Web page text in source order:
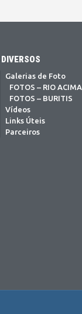
DIVERSOS
Galerias de Foto
FOTOS – RIO ACIMA
FOTOS – BURITIS
Vídeos
Links Úteis
Parceiros